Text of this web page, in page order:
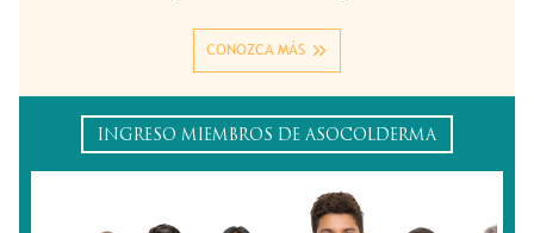
INGRESO MIEMBROS DE ASOCOLDERMA
CONOZCA MÁS